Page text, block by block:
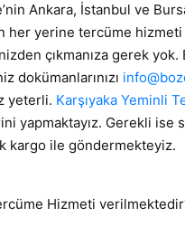
Ankara, İstanbul ve
her yerine tercüme
çıkmanıza gerek
dokümanlarınızı
yeterli. Karşıyaka Yeminli
yapmaktayız. Gerekli ise
kargo ile göndermekteyiz.
Hizmeti